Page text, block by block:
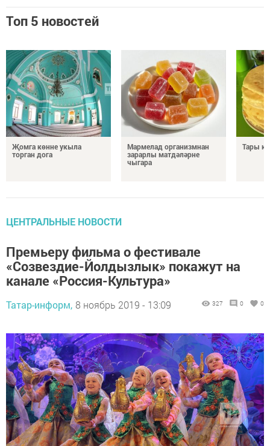
Топ 5 новостей
Җомга көнне укыла
торган дога
Мармелад организмнан
зарарлы матдәләрне
чыгара
Тары
ЦЕНТРАЛЬНЫЕ НОВОСТИ
Премьеру фильма о фестивале
«Созвездие-Йолдызлык» покажут на
канале «Россия-Культура»
Татар-информ, 8 ноябрь 2019 - 13:09 327 0 0